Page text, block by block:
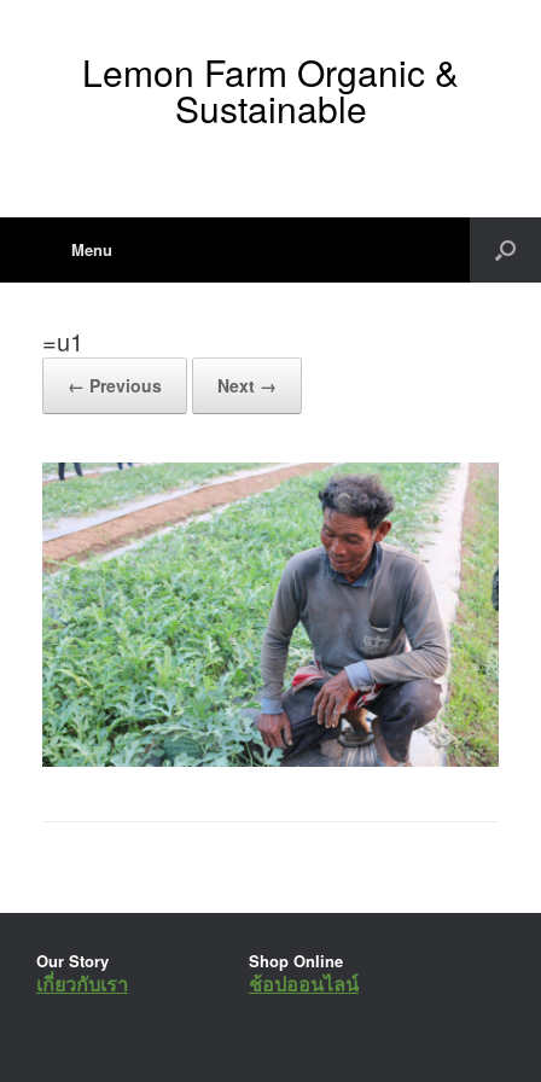
Lemon Farm Organic &
Sustainable
Menu
=u1
← Previous Next →
Our Story
เกี่ยวกับเรา
Shop Online
ช้อปออนไลน์